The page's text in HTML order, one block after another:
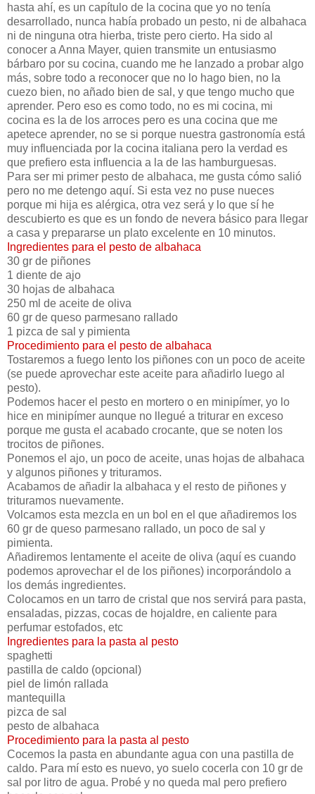
hasta ahí, es un capítulo de la cocina que yo no tenía
desarrollado, nunca había probado un pesto, ni de albahaca
ni de ninguna otra hierba, triste pero cierto. Ha sido al
conocer a Anna Mayer, quien transmite un entusiasmo
bárbaro por su cocina, cuando me he lanzado a probar algo
más, sobre todo a reconocer que no lo hago bien, no la
cuezo bien, no añado bien de sal, y que tengo mucho que
aprender. Pero eso es como todo, no es mi cocina, mi
cocina es la de los arroces pero es una cocina que me
apetece aprender, no se si porque nuestra gastronomía está
muy influenciada por la cocina italiana pero la verdad es
que prefiero esta influencia a la de las hamburguesas.
Para ser mi primer pesto de albahaca, me gusta cómo salió
pero no me detengo aquí. Si esta vez no puse nueces
porque mi hija es alérgica, otra vez será y lo que sí he
descubierto es que es un fondo de nevera básico para llegar
a casa y prepararse un plato excelente en 10 minutos.
Ingredientes para el pesto de albahaca
30 gr de piñones
1 diente de ajo
30 hojas de albahaca
250 ml de aceite de oliva
60 gr de queso parmesano rallado
1 pizca de sal y pimienta
Procedimiento para el pesto de albahaca
Tostaremos a fuego lento los piñones con un poco de aceite
(se puede aprovechar este aceite para añadirlo luego al
pesto).
Podemos hacer el pesto en mortero o en minipímer, yo lo
hice en minipímer aunque no llegué a triturar en exceso
porque me gusta el acabado crocante, que se noten los
trocitos de piñones.
Ponemos el ajo, un poco de aceite, unas hojas de albahaca
y algunos piñones y trituramos.
Acabamos de añadir la albahaca y el resto de piñones y
trituramos nuevamente.
Volcamos esta mezcla en un bol en el que añadiremos los
60 gr de queso parmesano rallado, un poco de sal y
pimienta.
Añadiremos lentamente el aceite de oliva (aquí es cuando
podemos aprovechar el de los piñones) incorporándolo a
los demás ingredientes.
Colocamos en un tarro de cristal que nos servirá para pasta,
ensaladas, pizzas, cocas de hojaldre, en caliente para
perfumar estofados, etc
Ingredientes para la pasta al pesto
spaghetti
pastilla de caldo (opcional)
piel de limón rallada
mantequilla
pizca de sal
pesto de albahaca
Procedimiento para la pasta al pesto
Cocemos la pasta en abundante agua con una pastilla de
caldo. Para mí esto es nuevo, yo suelo cocerla con 10 gr de
sal por litro de agua. Probé y no queda mal pero prefiero